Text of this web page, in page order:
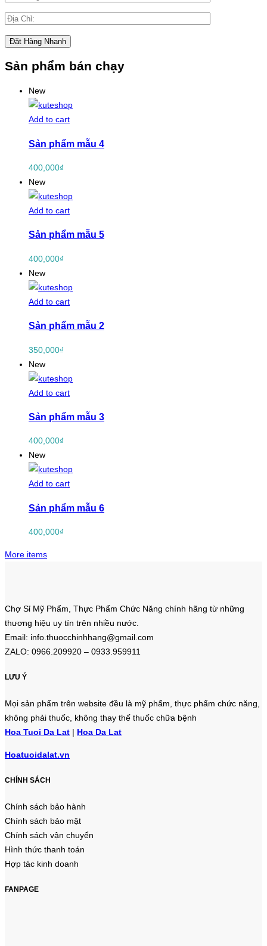
Sản phẩm bán chạy
New
Add to cart
Sản phẩm mẫu 4
400,000₫
New
Add to cart
Sản phẩm mẫu 5
400,000₫
New
Add to cart
Sản phẩm mẫu 2
350,000₫
New
Add to cart
Sản phẩm mẫu 3
400,000₫
New
Add to cart
Sản phẩm mẫu 6
400,000₫
More items
Chợ Sỉ Mỹ Phẩm, Thực Phẩm Chức Năng chính hãng từ những
thương hiệu uy tín trên nhiều nước.
Email: info.thuocchinhhang@gmail.com
ZALO: 0966.209920 – 0933.959911
LƯU Ý
Mọi sản phẩm trên website đều là mỹ phẩm, thực phẩm chức năng,
không phải thuốc, không thay thế thuốc chữa bệnh
Hoa Tuoi Da Lat | Hoa Da Lat
Hoatuoidalat.vn
CHÍNH SÁCH
Chính sách bảo hành
Chính sách bảo mật
Chính sách vận chuyển
Hình thức thanh toán
Hợp tác kinh doanh
FANPAGE